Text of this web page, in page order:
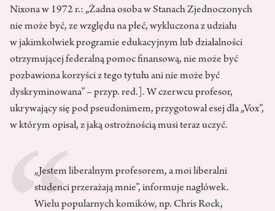
Nixona w 1972 r.: „Żadna osoba w Stanach Zjednoczonych
nie może być, ze względu na płeć, wykluczona z udziału
w jakimkolwiek programie edukacyjnym lub działalności
otrzymującej federalną pomoc finansową, nie może być
pozbawiona korzyści z tego tytułu ani nie może być
dyskryminowana” – przyp. red.]. W czerwcu profesor,
ukrywający się pod pseudonimem, przygotował esej dla „Vox”,
w którym opisał, z jaką ostrożnością musi teraz uczyć.
„Jestem liberalnym profesorem, a moi liberalni
studenci przerażają mnie”, informuje nagłówek.
Wielu popularnych komików, np. Chris Rock,